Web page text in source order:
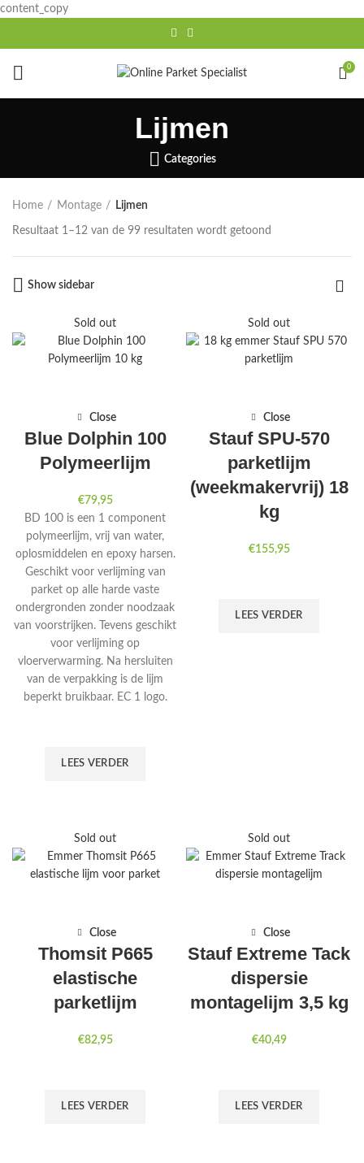
content_copy
0
Lijmen
Categories
Home Montage Lijmen
Resultaat 1–12 van de 99 resultaten wordt getoond
Show sidebar
Sold out
Close
Blue Dolphin 100
Polymeerlijm
€79,95
BD 100 is een 1 component
polymeerlijm, vrij van water,
oplosmiddelen en epoxy harsen.
Geschikt voor verlijming van
parket op alle harde vaste
ondergronden zonder noodzaak
van voorstrijken. Tevens geschikt
voor verlijming op
vloerverwarming. Na hersluiten
van de verpakking is de lijm
beperkt bruikbaar. EC 1 logo.
LEES VERDER
Sold out
Close
Stauf SPU-570
parketlijm
(weekmakervrij) 18
kg
€155,95
LEES VERDER
Sold out
Close
Thomsit P665
elastische
parketlijm
€82,95
LEES VERDER
Sold out
Close
Stauf Extreme Tack
dispersie
montagelijm 3,5 kg
€40,49
LEES VERDER